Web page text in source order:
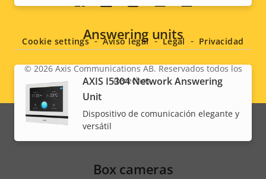
Answering units
AXIS I5304 Network Answering
Unit
Dispositivo de comunicación elegante y
versátil
Box cameras
Social
menu
Legal
menu
© 2026Axis Communications AB. Reservados todos los
derechos.
Cookie settings Aviso legal Legal Privacidad